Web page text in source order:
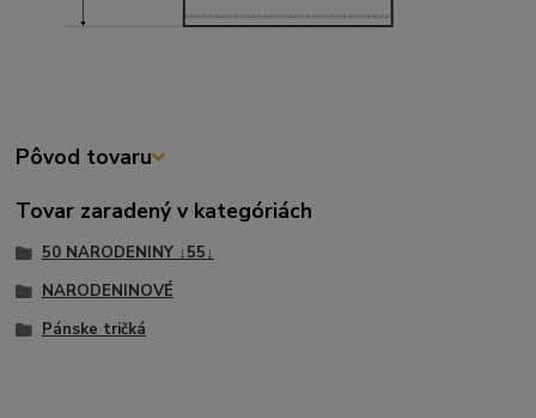
Pôvod tovaru
Tovar zaradený v kategóriách
50 NARODENINY ↓55↓
NARODENINOVÉ
Pánske tričká